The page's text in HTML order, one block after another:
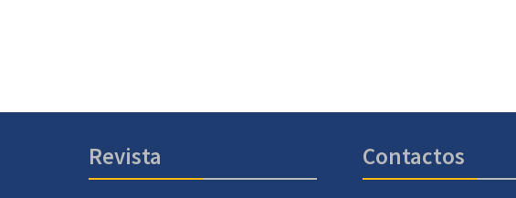
Revista Contactos